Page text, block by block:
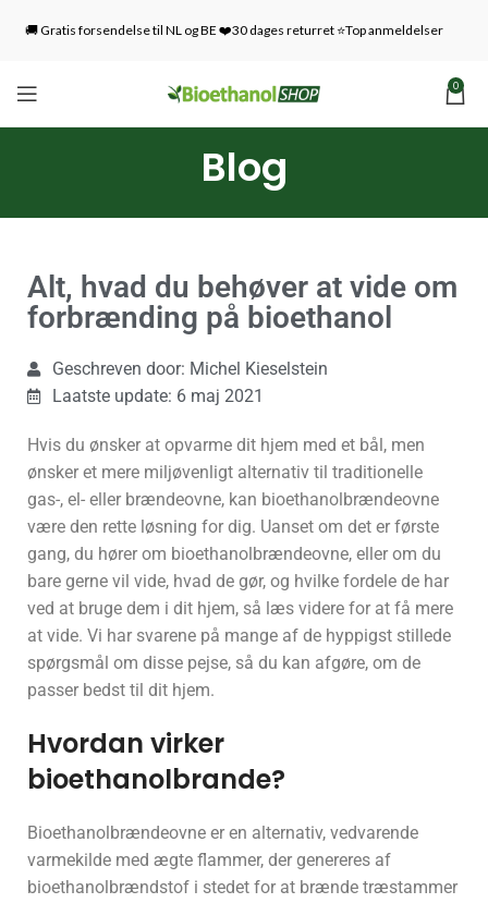
🚚 Gratis forsendelse til NL og BE ❤️30 dages returret ⭐Top anmeldelser
0
Blog
Alt, hvad du behøver at vide om
forbrænding på bioethanol
Geschreven door: Michel Kieselstein
Laatste update: 6 maj 2021
Hvis du ønsker at opvarme dit hjem med et bål, men
ønsker et mere miljøvenligt alternativ til traditionelle
gas-, el- eller brændeovne, kan bioethanolbrændeovne
være den rette løsning for dig. Uanset om det er første
gang, du hører om bioethanolbrændeovne, eller om du
bare gerne vil vide, hvad de gør, og hvilke fordele de har
ved at bruge dem i dit hjem, så læs videre for at få mere
at vide. Vi har svarene på mange af de hyppigst stillede
spørgsmål om disse pejse, så du kan afgøre, om de
passer bedst til dit hjem.
Hvordan virker
bioethanolbrande?
Bioethanolbrændeovne er en alternativ, vedvarende
varmekilde med ægte flammer, der genereres af
bioethanolbrændstof i stedet for at brænde træstammer